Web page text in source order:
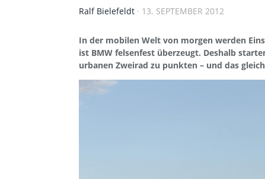
Ralf Bielefeldt · 13. SEPTEMBER 2012
In der mobilen Welt von morgen werden
ist BMW felsenfest überzeugt. Deshalb
urbanen Zweirad zu punkten – und das